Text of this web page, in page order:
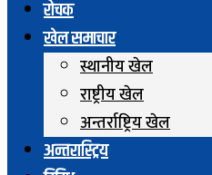
रोचक
खेल समाचार
स्थानीय खेल
राष्ट्रीय खेल
अन्तर्राष्ट्रिय खेल
अन्तरास्ट्रिय